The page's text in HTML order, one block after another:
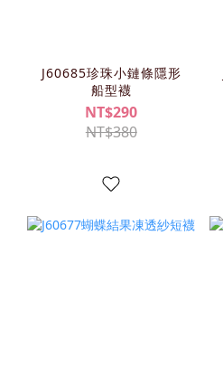
J60685珍珠小鏈條隱形
船型襪
NT$290
NT$380